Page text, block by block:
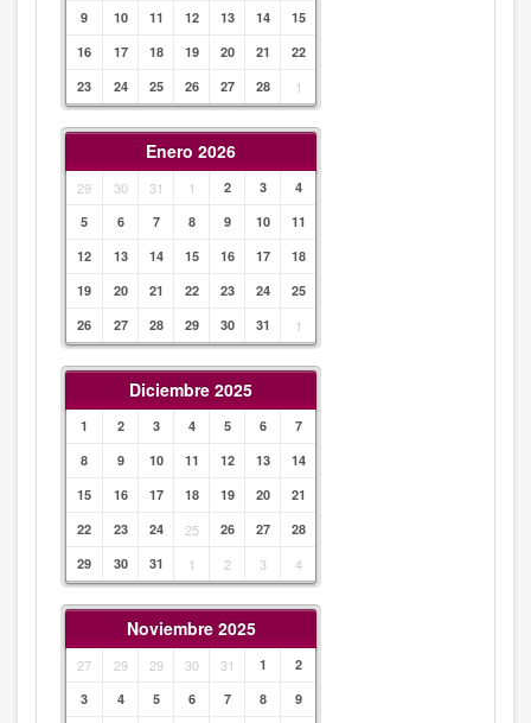
9
10 11 12 13 14
15
16
17 18 19 20 21
22
23
24 25 26 27 28 1
Enero 2026
29 30 31 1 2 3
4
5
6 7 8 9 10
11
12
13 14 15 16 17
18
19
20 21 22 23 24
25
26
27 28 29 30 31 1
Diciembre 2025
1 2 3 4 5 6
7
8
9 10 11 12 13
14
15
16 17 18 19 20
21
22
23 24 25 26 27
28
29
30 31 1 2 3 4
Noviembre 2025
27 29 29 30 31 1
2
3
4 5 6 7 8
9